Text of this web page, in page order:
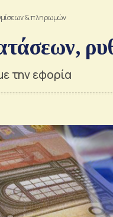
& πληρωμών
την εφορία